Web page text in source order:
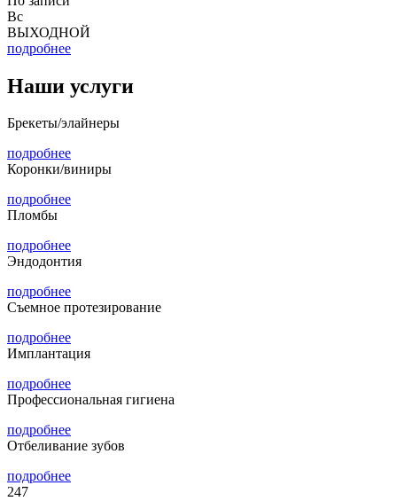
Вс
ВЫХОДНОЙ
подробнее
Наши услуги
Брекеты/элайнеры
подробнее
Коронки/виниры
подробнее
Пломбы
подробнее
Эндодонтия
подробнее
Съемное протезирование
подробнее
Имплантация
подробнее
Профессиональная гигиена
подробнее
Отбеливание зубов
подробнее
247